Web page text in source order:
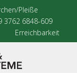
Pleiße
3762 6848-609
Erreichbarkeit